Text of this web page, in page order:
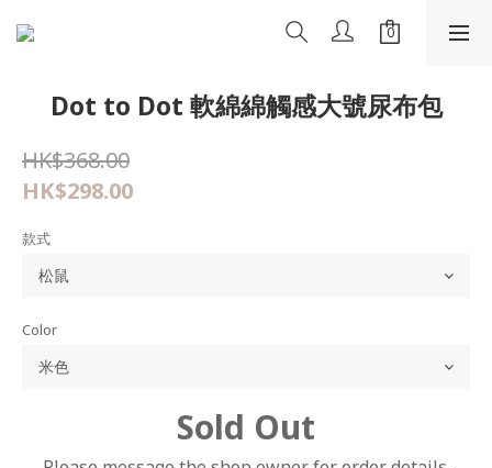
Dot to Dot 軟綿綿觸感大號尿布包
HK$368.00
HK$298.00
款式
Color
Sold Out